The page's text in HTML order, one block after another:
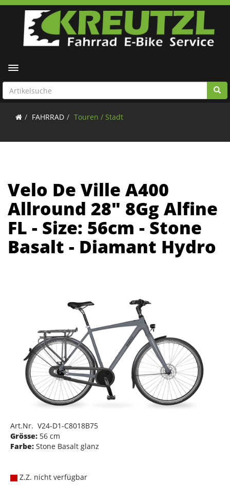
Toggle navigation
FAHRRAD Touren / Stadt
Velo De Ville A400
Allround 28" 8Gg Alfine
FL - Size: 56cm - Stone
Basalt - Diamant Hydro
Art.Nr. V24-D1-C8018B75
Grösse: 56 cm
Farbe: Stone Basalt glanz
Z.Z. nicht verfügbar